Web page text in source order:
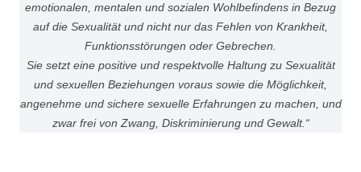
emotionalen, mentalen und sozialen Wohlbefindens in Bezug
auf die Sexualität und nicht nur das Fehlen von Krankheit,
Funktionsstörungen oder Gebrechen.
Sie setzt eine positive und respektvolle Haltung zu Sexualität
und sexuellen Beziehungen voraus sowie die Möglichkeit,
angenehme und sichere sexuelle Erfahrungen zu machen, und
zwar frei von Zwang, Diskriminierung und Gewalt.“